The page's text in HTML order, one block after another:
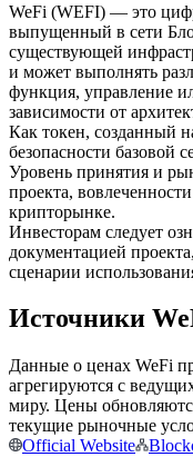
Копирование
Станьте копи-
Наслаждайтесь
за копи-трейдинг
WeFi (WEFI) — это
выпущенный в сети
существующей
и может выполнять
функция, управление
зависимости от
Как токен, созданный
безопасности базовой
Уровень принятия и
проекта,
крипторынке.
Инвесторам следует
документацией
сценарии
Источники
Данные о ценах WeFi
агрегируются с
миру. Цены
текущие рыночные
Official Website